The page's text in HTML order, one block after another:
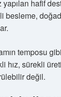
yapılan hafif
besleme,
temposu gibi
hız, sürekli
değil.